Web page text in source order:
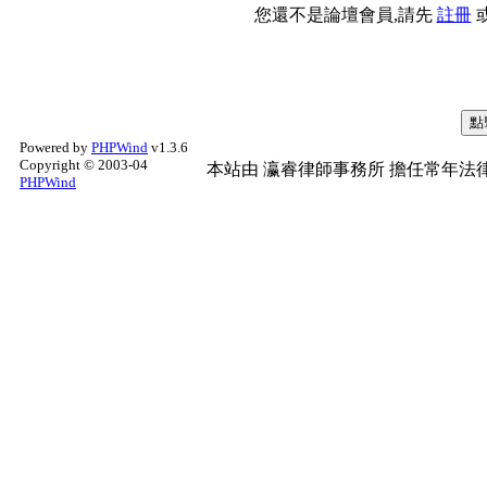
您還不是論壇會員,請先 註冊
Powered by PHPWind v1.3.6
Copyright © 2003-04
PHPWind
本站由 瀛睿律師事務所 擔任常年法